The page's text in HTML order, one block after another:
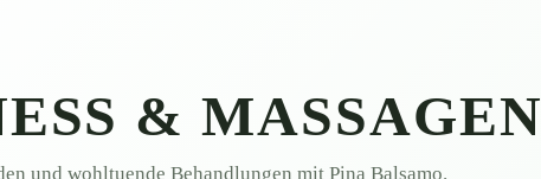
& MASSAGEN
und wohltuende Behandlungen mit Pina Balsamo.